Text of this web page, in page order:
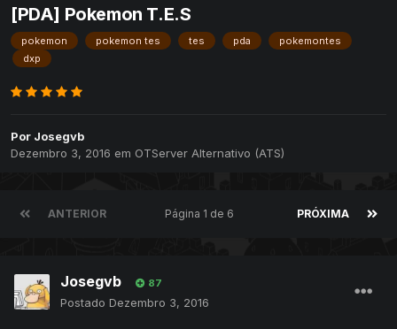
[PDA] Pokemon T.E.S
pokemon pokemon tes tes pda
pokemontes
dxp
Por Josegvb
Dezembro 3, 2016 em OTServer Alternativo (ATS)
ANTERIOR PRÓXIMA
Página 1 de 6
Josegvb 87
Postado Dezembro 3, 2016